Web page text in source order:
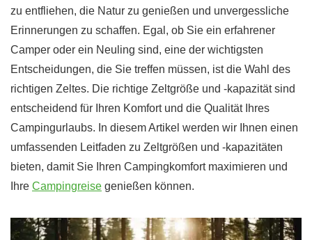
zu entfliehen, die Natur zu genießen und unvergessliche
Erinnerungen zu schaffen. Egal, ob Sie ein erfahrener
Camper oder ein Neuling sind, eine der wichtigsten
Entscheidungen, die Sie treffen müssen, ist die Wahl des
richtigen Zeltes. Die richtige Zeltgröße und -kapazität sind
entscheidend für Ihren Komfort und die Qualität Ihres
Campingurlaubs. In diesem Artikel werden wir Ihnen einen
umfassenden Leitfaden zu Zeltgrößen und -kapazitäten
bieten, damit Sie Ihren Campingkomfort maximieren und
Ihre Campingreise genießen können.